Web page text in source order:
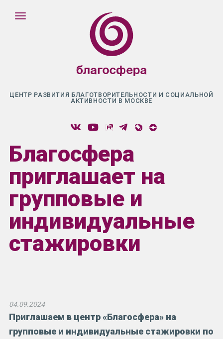
ЦЕНТР РАЗВИТИЯ БЛАГОТВОРИТЕЛЬНОСТИ И СОЦИАЛЬНОЙ
АКТИВНОСТИ В МОСКВЕ
Благосфера
приглашает на
групповые и
индивидуальные
стажировки
04.09.2024
Приглашаем в центр «Благосфера» на
групповые и индивидуальные стажировки по